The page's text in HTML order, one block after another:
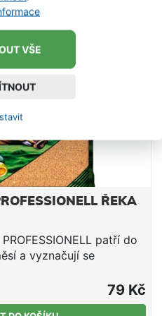
VŠE
dalšího partiklu,
ŘEKA
patří do
a vyznačují se
už lovíte na stojatých,
vodách, v rámci
79 Kč